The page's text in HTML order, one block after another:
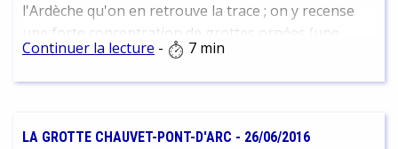
l'Ardèche qu'on en retrouve la trace ; on y recense
une forte concentration de grottes ornées (une
vingtaine aujourd'hui) sur un territoire d'à peine 30
km de long.
Continuer la lecture - 7 min
LA GROTTE CHAUVET-PONT-D'ARC - 26/06/2016